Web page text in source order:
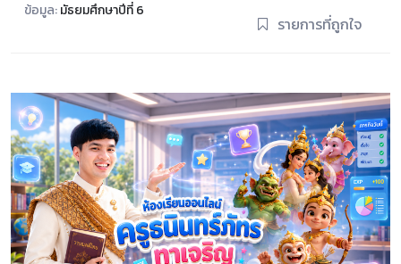
ข้อมูล:มัธยมศึกษาปีที่ 6
รายการที่ถูกใจ